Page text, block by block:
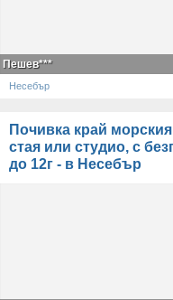
Пешев***
Несебър
Почивка край
стая или студио, с
до 12г - в Несебър